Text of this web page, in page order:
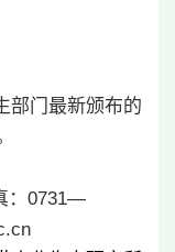
部门最新颁布的
：0731—